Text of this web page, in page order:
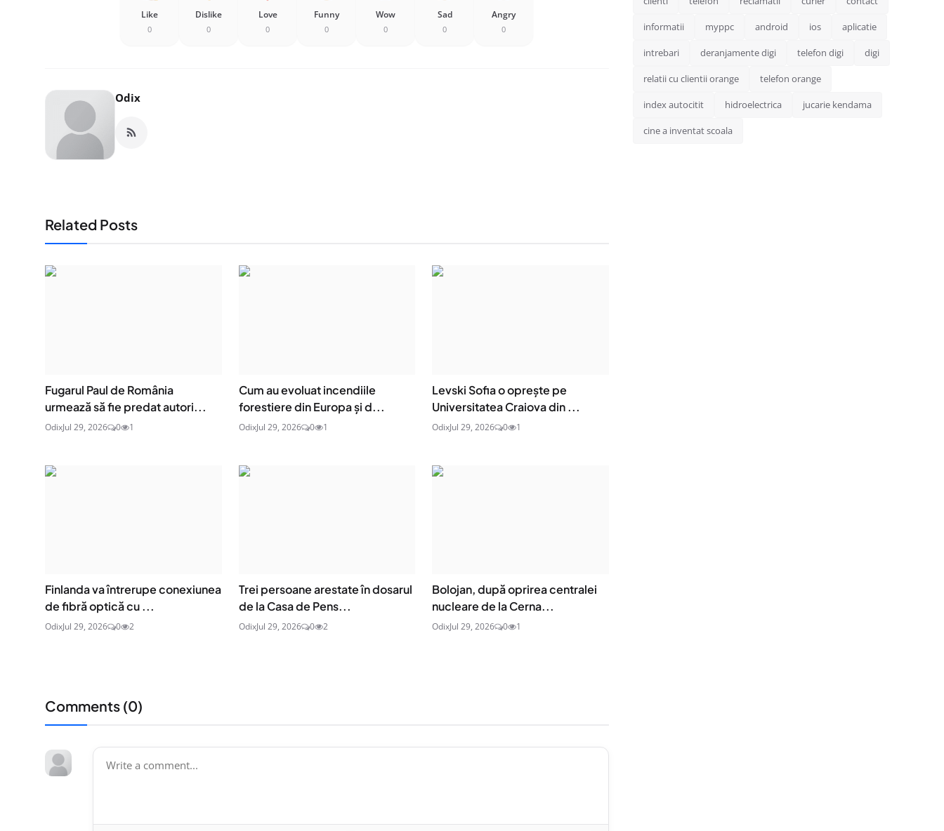
Like
0
Dislike
0
Love
0
Funny
0
Wow
0
Sad
0
Angry
0
Odix
Related Posts
Fugarul Paul de România
urmează să fie predat autori...
OdixJul 29, 2026 0 1
Cum au evoluat incendiile
forestiere din Europa și d...
OdixJul 29, 2026 0 1
Levski Sofia o oprește pe
Universitatea Craiova din ...
OdixJul 29, 2026 0 1
Finlanda va întrerupe conexiunea
de fibră optică cu ...
OdixJul 29, 2026 0 2
Trei persoane arestate în dosarul
de la Casa de Pens...
OdixJul 29, 2026 0 2
Bolojan, după oprirea centralei
nucleare de la Cerna...
OdixJul 29, 2026 0 1
Comments (0)
informatii myppc android ios aplicatie
intrebari deranjamente digi telefon digi digi
relatii cu clientii orange telefon orange
index autocitit hidroelectrica jucarie kendama
cine a inventat scoala